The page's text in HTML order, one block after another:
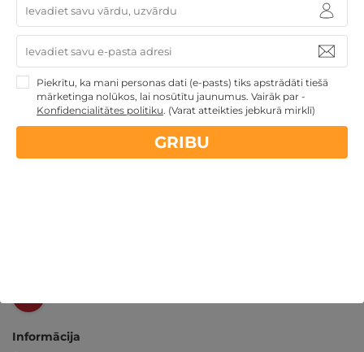
14 dienunaudas atmaksas garantija
Kvalitatīva klientuapkalpošana
GribuAtpusties.lv izmēģināts un pārbaudīts
Informācija
Piekrītu, ka mani personas dati (e-pasts) tiks apstrādāti tiešā
mārketinga nolūkos, lai nosūtītu jaunumus. Vairāk par -
Konfidencialitātes politiku. (Varat atteikties jebkurā mirklī)
GRIBU